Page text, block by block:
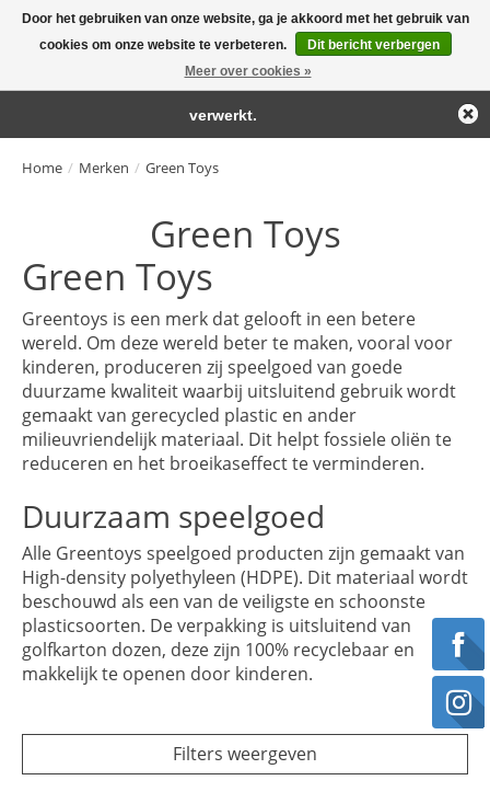
Large selection of products and fast shipping!
Home / Merken / Green Toys
Green Toys
Green Toys
Greentoys is een merk dat gelooft in een betere
wereld. Om deze wereld beter te maken, vooral voor
kinderen, produceren zij speelgoed van goede
duurzame kwaliteit waarbij uitsluitend gebruik wordt
gemaakt van gerecycled plastic en ander
milieuvriendelijk materiaal. Dit helpt fossiele oliën te
reduceren en het broeikaseffect te verminderen.
Duurzaam speelgoed
Alle Greentoys speelgoed producten zijn gemaakt van
High-density polyethyleen (HDPE). Dit materiaal wordt
beschouwd als een van de veiligste en schoonste
plasticsoorten. De verpakking is uitsluitend van
golfkarton dozen, deze zijn 100% recyclebaar en
makkelijk te openen door kinderen.
Filters weergeven
Door het gebruiken van onze website, ga je akkoord met het gebruik van
cookies om onze website te verbeteren.
Dit bericht verbergen
Meer over cookies »
← Keer terug naar de backofficeDeze winkel is in aanbouw.
Eventueel geplaatste orders zullen niet worden gehonoreerd of
verwerkt.